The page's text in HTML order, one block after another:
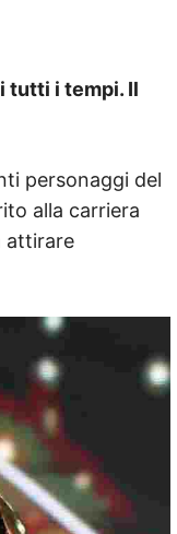
tutti i tempi. Il
personaggi del
alla carriera
attirare